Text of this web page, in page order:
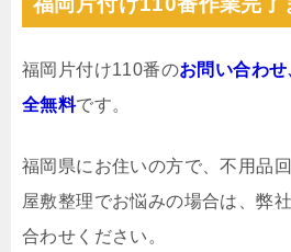
福岡片付け110番のお問い合わ
全無料です。
福岡県にお住いの方で、不用品
屋敷整理でお悩みの場合は、弊
合わせください。